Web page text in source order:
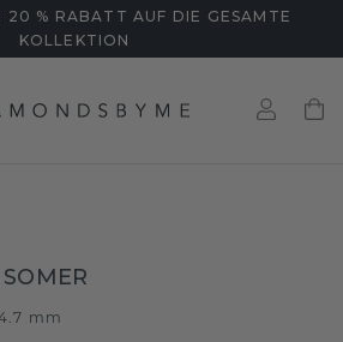
20 % RABATT AUF DIE GESAMTE
KOLLEKTION
mm